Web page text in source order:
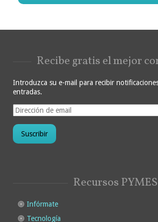
Recibe gratis el mejor
Introduzca su e-mail para recibir
entradas.
D
i
r
c
m
Recursos PYMES
Infórmate
Tecnología